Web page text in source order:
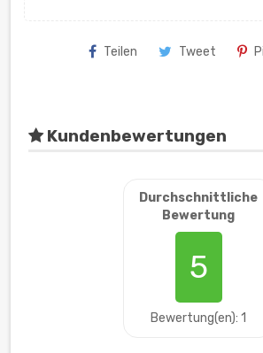
Teilen Tweet
Kundenbewertungen
Durchschnittliche
Bewertung
5
Bewertung(en): 1